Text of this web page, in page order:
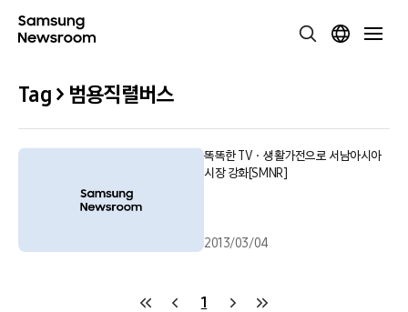
Tag > 범용직렬버스
똑똑한 TVㆍ생활가전으로 서남아시아
시장 강화[SMNR]
2013/03/04
1